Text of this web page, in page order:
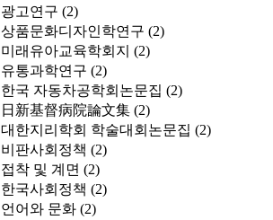
광고연구 (2)
상품문화디자인학연구 (2)
미래유아교육학회지 (2)
유통과학연구 (2)
한국 자동차공학회논문집 (2)
日新基督病院論文集 (2)
대한지리학회 학술대회논문집 (2)
비판사회정책 (2)
접착 및 계면 (2)
한국사회정책 (2)
언어와 문화 (2)